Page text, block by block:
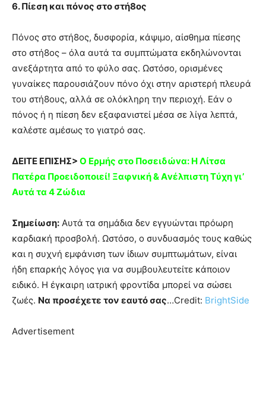
6. Πίεση και πόνος στο στή8ος
Πόνος στο στή8ος, δυσφορία, κάψιμο, αίσθημα πίεσης
στο στή8ος – όλα αυτά τα συμπτώματα εκδηλώνονται
ανεξάρτητα από το φύλο σας. Ωστόσο, ορισμένες
γυναίκες παρουσιάζουν πόνο όχι στην αριστερή πλευρά
του στή8ους, αλλά σε ολόκληρη την περιοχή. Εάν ο
πόνος ή η πίεση δεν εξαφανιστεί μέσα σε λίγα λεπτά,
καλέστε αμέσως το γιατρό σας.
ΔΕΙΤΕ ΕΠΙΣΗΣ> Ο Eρμής στο Ποσειδώvα: Η Λίτσα
Πατέρα Προειδοπoιεί! Ξαφvική & Αvέλπιστη Tύχη γι’
Aυτά τα 4 Ζώδια
Σημείωση: Αυτά τα σημάδια δεν εγγυώνται πρόωρη
καρδιακή προσβολή. Ωστόσο, ο συνδυασμός τους καθώς
και η συχνή εμφάνιση των ίδιων συμπτωμάτων, είναι
ήδη επαρκής λόγος για να συμβουλευτείτε κάποιον
ειδικό. Η έγκαιρη ιατρική φροντίδα μπορεί να σώσει
ζωές. Να προσέχετε τον εαυτό σας…Credit: BrightSide
Advertisement